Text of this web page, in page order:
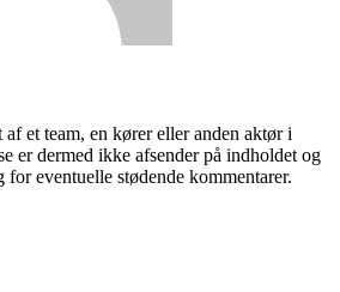
et team, en kører eller anden aktør i
er dermed ikke afsender på indholdet og
eventuelle stødende kommentarer.